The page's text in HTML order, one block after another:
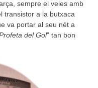
sempre el veies amb
transistor a la butxaca
va portar al seu nét a
del Gol” tan bon